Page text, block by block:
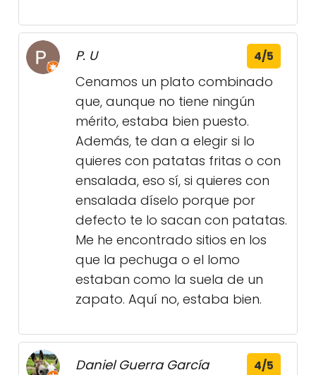
P. U 4/5
Cenamos un plato combinado
que, aunque no tiene ningún
mérito, estaba bien puesto.
Además, te dan a elegir si lo
quieres con patatas fritas o con
ensalada, eso sí, si quieres con
ensalada díselo porque por
defecto te lo sacan con patatas.
Me he encontrado sitios en los
que la pechuga o el lomo
estaban como la suela de un
zapato. Aquí no, estaba bien.
Daniel Guerra García 4/5